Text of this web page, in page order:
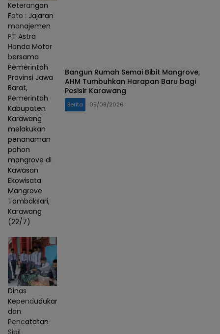
Keterangan
Foto : Jajaran
manajemen
PT Astra
Honda Motor
bersama
Pemerintah
Provinsi Jawa
Barat,
Pemerintah
Kabupaten
Karawang
melakukan
penanaman
pohon
mangrove di
Kawasan
Ekowisata
Mangrove
Tambaksari,
Karawang
(22/7)
Bangun Rumah Semai Bibit Mangrove,
AHM Tumbuhkan Harapan Baru bagi
Pesisir Karawang
Berita 05/08/2026
Dinas
Kependudukan
dan
Pencatatan
Sipil